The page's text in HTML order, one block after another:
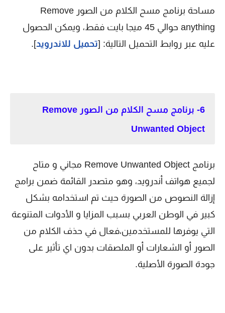
مساحة برنامج مسح الكلام من الصور Remove
anything حوالي 45 ميجا بايت فقط، ويمكن الحصول
عليه عبر روابط التحميل التالية: [تحميل للاندرويد].
6- برنامج مسح الكلام من الصور Remove
Unwanted Object
برنامج Remove Unwanted Object مجاني و متاح
لجميع هواتف أندرويد، وهو متصدر القائمة ضمن برامج
إزالة النصوص من الصورة حيث تم استخدامه بشكل
كبير في الوطن العربي بسبب المزايا و الأدوات المتنوعة
التي يوفرها للمستخدمين،فعال في حذف الكلام من
الصور أو الشعارات أو الملصقات بدون اي تأثير على
جودة الصورة الأصلية.